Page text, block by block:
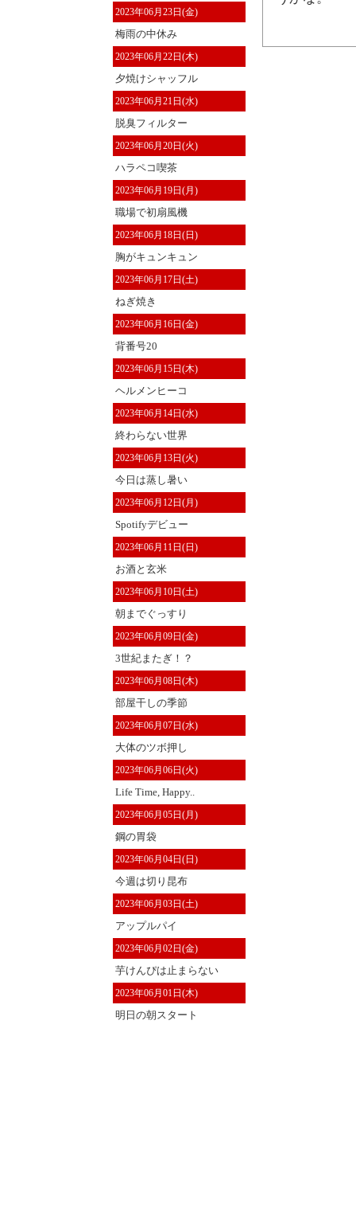
2023年06月23日(金)
梅雨の中休み
2023年06月22日(木)
夕焼けシャッフル
2023年06月21日(水)
脱臭フィルター
2023年06月20日(火)
ハラペコ喫茶
2023年06月19日(月)
職場で初扇風機
2023年06月18日(日)
胸がキュンキュン
2023年06月17日(土)
ねぎ焼き
2023年06月16日(金)
背番号20
2023年06月15日(木)
ヘルメンヒーコ
2023年06月14日(水)
終わらない世界
2023年06月13日(火)
今日は蒸し暑い
2023年06月12日(月)
Spotifyデビュー
2023年06月11日(日)
お酒と玄米
2023年06月10日(土)
朝までぐっすり
2023年06月09日(金)
3世紀またぎ！？
2023年06月08日(木)
部屋干しの季節
2023年06月07日(水)
大体のツボ押し
2023年06月06日(火)
Life Time, Happy..
2023年06月05日(月)
鋼の胃袋
2023年06月04日(日)
今週は切り昆布
2023年06月03日(土)
アップルパイ
2023年06月02日(金)
芋けんぴは止まらない
2023年06月01日(木)
明日の朝スタート